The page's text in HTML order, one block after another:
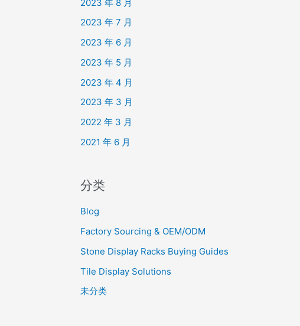
2023 年 8 月
2023 年 7 月
2023 年 6 月
2023 年 5 月
2023 年 4 月
2023 年 3 月
2022 年 3 月
2021 年 6 月
分类
Blog
Factory Sourcing & OEM/ODM
Stone Display Racks Buying Guides
Tile Display Solutions
未分类